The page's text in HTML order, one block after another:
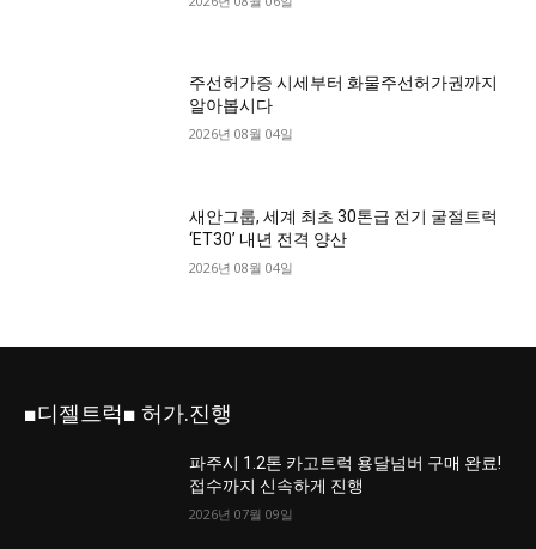
주선허가증 시세부터 화물주선허가권까지
알아봅시다
2026년 08월 04일
새안그룹, 세계 최초 30톤급 전기 굴절트럭
‘ET30’ 내년 전격 양산
2026년 08월 04일
■디젤트럭■ 허가.진행
파주시 1.2톤 카고트럭 용달넘버 구매 완료!
접수까지 신속하게 진행
2026년 07월 09일